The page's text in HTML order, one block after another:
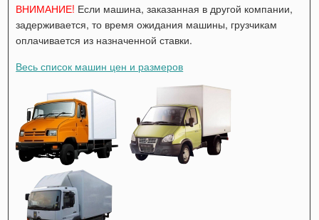
ВНИМАНИЕ! Если машина, заказанная в другой компании,
задерживается, то время ожидания машины, грузчикам
оплачивается из назначенной ставки.
Весь список машин цен и размеров